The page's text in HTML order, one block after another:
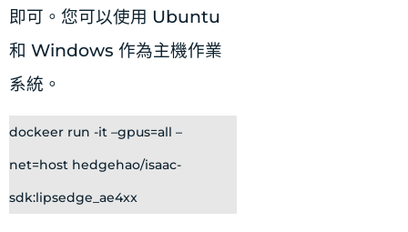
即可。您可以使用 Ubuntu
和 Windows 作為主機作業
系統。
dockeer run -it –gpus=all –
net=host hedgehao/isaac-
sdk:lipsedge_ae4xx